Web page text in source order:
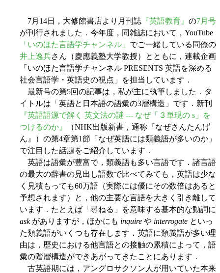
7月14日，大修館書店より月刊誌 『英語教育』 の7月号
が刊行されました．今年度，同雑誌において，YouTube
「いのほた言語学チャンネル」 でご一緒している同僚の
井上逸兵さん（慶應義塾大学教授）とともに，連載企画
「いのほた言語学チャンネル PRESENTS 英語を深める
社会言語学・英語史の視点」を担当しています．
最新号の第5回の記事は，私が主に執筆しました．タ
イトルは「英語と日本語の語彙の3層構造」です．新刊
『英語語源で解く 英文法の謎 --- なぜ「３単現の s」を
つけるのか』
（NHK出版新書，通称『なぜさんたんげ
ん』）の第4章第1節「なぜ英語には類義語が多いのか」
で注目した話題をご紹介しています．
英語は語彙が豊富で，類義語も多い言語です．諸言語
の最大の辞書の見出し語数で比べてみても，英語は少な
く見積もっても60万語（実際には優にその数倍はあると
予想されます）と，他の主要な言語を大きく引き離して
います．たとえば「尋ねる」を意味する基本的な動詞に
askがありますが，ほかにも inquire や interrogate といっ
た類義語がいくつも存在します．英語に類義語が多い理
由は，歴史における他言語との接触の累積によって，語
彙の階層構造ができあがってきたことにあります．
古英語期には，アングロサクソン人が用いていた本来